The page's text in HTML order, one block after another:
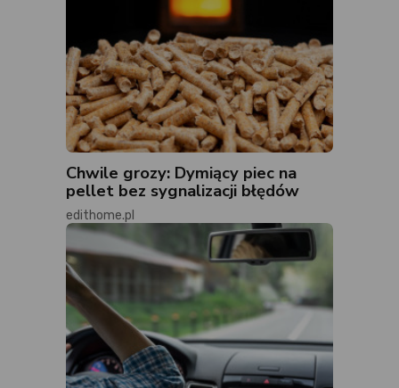
Chwile grozy: Dymiący piec na
pellet bez sygnalizacji błędów
edithome.pl